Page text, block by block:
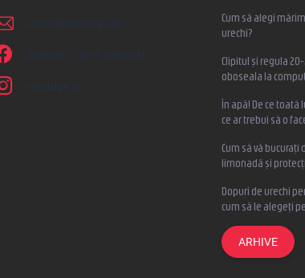
scrieti @ earplugs.ro
Suntem și pe Facebook!
earplugs.ro
Cum să alegi
urechi?
Clipitul și regula
oboseala la
În apă! De ce toată
ce ar trebui să o
Cum să vă bucurați
limonadă și
Dopuri de urechi
cum să le alegeți
ARHIVE